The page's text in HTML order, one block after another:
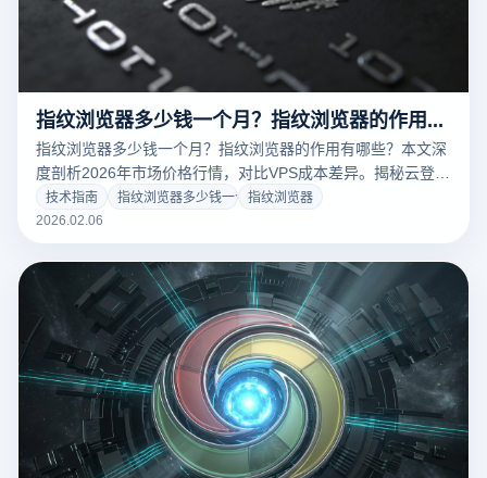
指纹浏览器多少钱一个月？指纹浏览器的作用有哪些？
指纹浏览器多少钱一个月？指纹浏览器的作用有哪些？本文深
度剖析2026年市场价格行情，对比VPS成本差异。揭秘云登浏
览器如何通过内核级隔离、RPA自动化及团队协作功能，为跨
境电商与社媒营销提供高性价比的防关联解决方案。点击获取
技术指南 指纹浏览器多少钱一个月指纹浏览器
2026.02.06